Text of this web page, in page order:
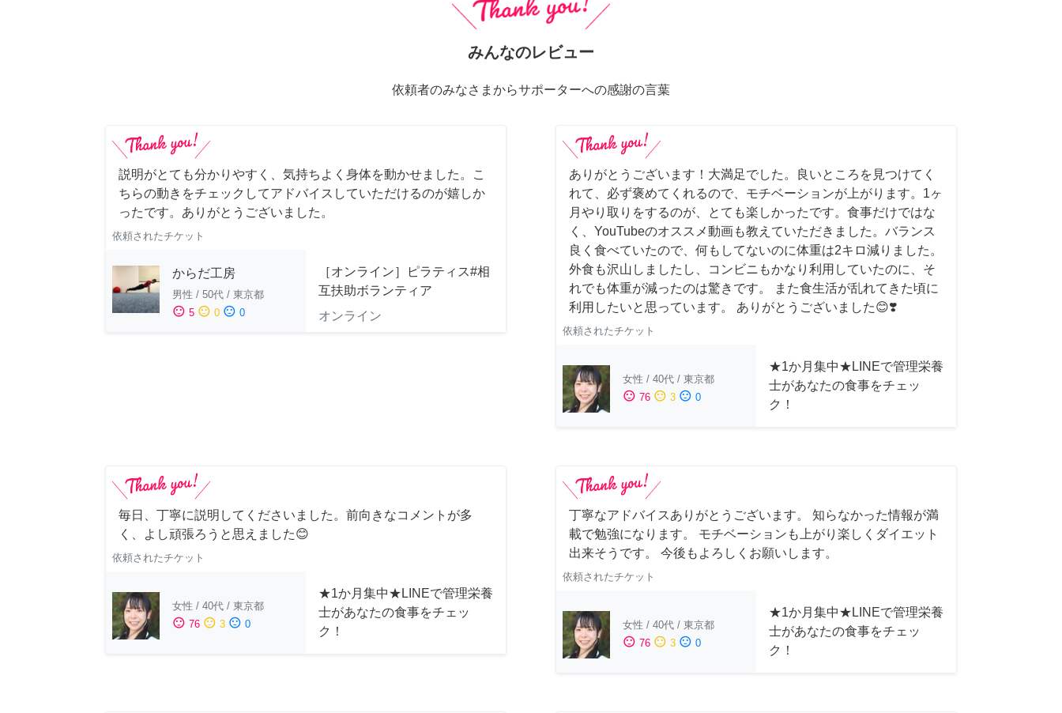
みんなのレビュー
依頼者のみなさまからサポーターへの感謝の言葉
説明がとても分かりやすく、気持ちよく身体を動かせました。こ
ちらの動きをチェックしてアドバイスしていただけるのが嬉しか
ったです。ありがとうございました。
依頼されたチケット
からだ工房
男性 / 50代 / 東京都
sentiment_satisfied 5 sentiment_neutral 0 sentiment_dissatisfied 0
［オンライン］ピラティス#相
互扶助ボランティア
オンライン
ありがとうございます！大満足でした。良いところを見つけてく
れて、必ず褒めてくれるので、モチベーションが上がります。1ヶ
月やり取りをするのが、とても楽しかったです。食事だけではな
く、YouTubeのオススメ動画も教えていただきました。バランス
良く食べていたので、何もしてないのに体重は2キロ減りました。
外食も沢山しましたし、コンビニもかなり利用していたのに、そ
れでも体重が減ったのは驚きです。 また食生活が乱れてきた頃に
利用したいと思っています。 ありがとうございました😊❣️
依頼されたチケット
女性 / 40代 / 東京都
sentiment_satisfied 76 sentiment_neutral 3 sentiment_dissatisfied 0
★1か月集中★LINEで管理栄養
士があなたの食事をチェッ
ク！
毎日、丁寧に説明してくださいました。前向きなコメントが多
く、よし頑張ろうと思えました😊
依頼されたチケット
女性 / 40代 / 東京都
sentiment_satisfied 76 sentiment_neutral 3 sentiment_dissatisfied 0
★1か月集中★LINEで管理栄養
士があなたの食事をチェッ
ク！
丁寧なアドバイスありがとうございます。 知らなかった情報が満
載で勉強になります。 モチベーションも上がり楽しくダイエット
出来そうです。 今後もよろしくお願いします。
依頼されたチケット
女性 / 40代 / 東京都
sentiment_satisfied 76 sentiment_neutral 3 sentiment_dissatisfied 0
★1か月集中★LINEで管理栄養
士があなたの食事をチェッ
ク！